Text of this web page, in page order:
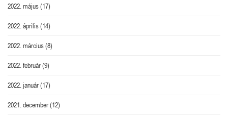
2022. május(17)
2022. április(14)
2022. március(8)
2022. február(9)
2022. január(17)
2021. december(12)